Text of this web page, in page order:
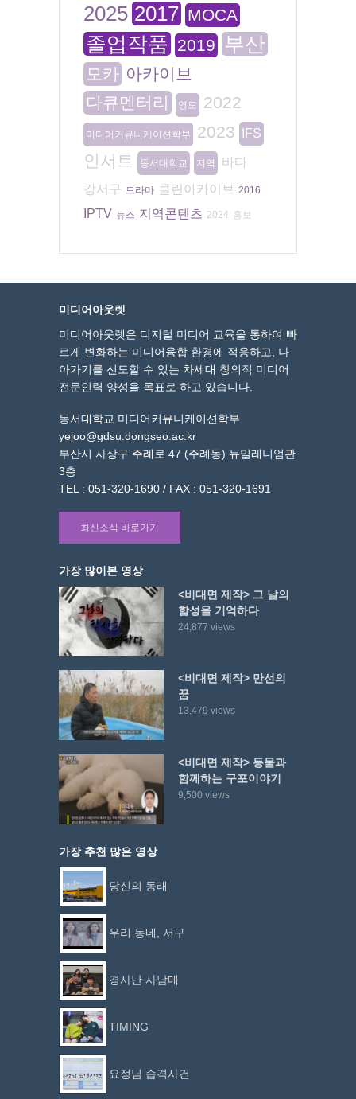
2025 2017 MOCA
졸업작품 2019 부산
모카 아카이브
다큐멘터리
영도 2022
미디어커뮤니케이션학부 2023 IFS
인서트 동서대학교 지역
바다
강서구 드라마 클린아카이브 2016
IPTV 뉴스 지역콘텐츠 2024 홍보
미디어아웃렛
미디어아웃렛은 디지털 미디어 교육을 통하여 빠
르게 변화하는 미디어융합 환경에 적응하고, 나
아가기를 선도할 수 있는 차세대 창의적 미디어
전문인력 양성을 목표로 하고 있습니다.
동서대학교 미디어커뮤니케이션학부
yejoo@gdsu.dongseo.ac.kr
부산시 사상구 주례로 47 (주례동) 뉴밀레니엄관
3층
TEL : 051-320-1690 / FAX : 051-320-1691
최신소식 바로가기
가장 많이본 영상
<비대면 제작> 그 날의
함성을 기억하다
24,877 views
<비대면 제작> 만선의
꿈
13,479 views
<비대면 제작> 동물과
함께하는 구포이야기
9,500 views
가장 추천 많은 영상
당신의 동래
우리 동네, 서구
경사난 사남매
TIMING
요정님 습격사건